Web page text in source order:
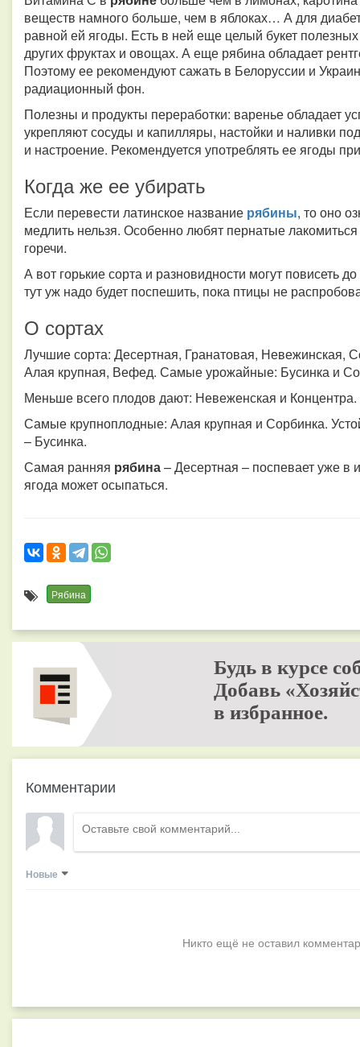
веществ намного больше, чем в яблоках… А для
равной ей ягоды. Есть в ней еще целый букет
других фруктах и овощах. А еще рябина обладает
Поэтому ее рекомендуют сажать в Белоруссии и
радиационный фон.
Полезны и продукты переработки: варенье обладает
укрепляют сосуды и капилляры, настойки и наливки
и настроение. Рекомендуется употреблять ее ягоды
Когда же ее убирать
Если перевести латинское название рябины, то оно
медлить нельзя. Особенно любят пернатые
горечи.
А вот горькие сорта и разновидности могут повисеть
тут уж надо будет поспешить, пока птицы не
О сортах
Лучшие сорта: Десертная, Гранатовая, Невежинская,
Алая крупная, Вефед. Самые урожайные: Бусинка и
Меньше всего плодов дают: Невеженская и Концентра.
Самые крупноплодные: Алая крупная и Сорбинка.
– Бусинка.
Самая ранняя рябина– Десертная – поспевает уже в
ягода может осыпаться.
Рябина
Будь в курсе
Добавь
в избранное.
Комментарии
Новые
Никто ещё не оставил